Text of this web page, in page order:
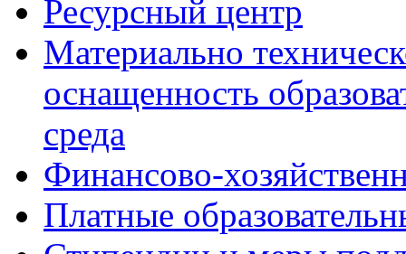
Ресурсный центр
Материально
оснащенность
среда
Финансово-
Платные